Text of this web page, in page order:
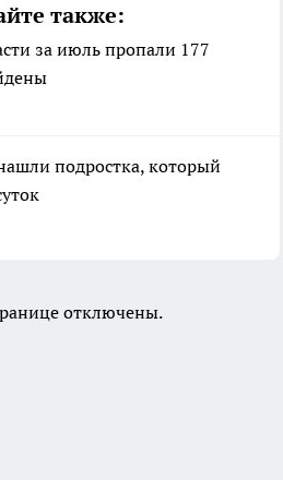
также:
за июль пропали 177
подростка, который
отключены.